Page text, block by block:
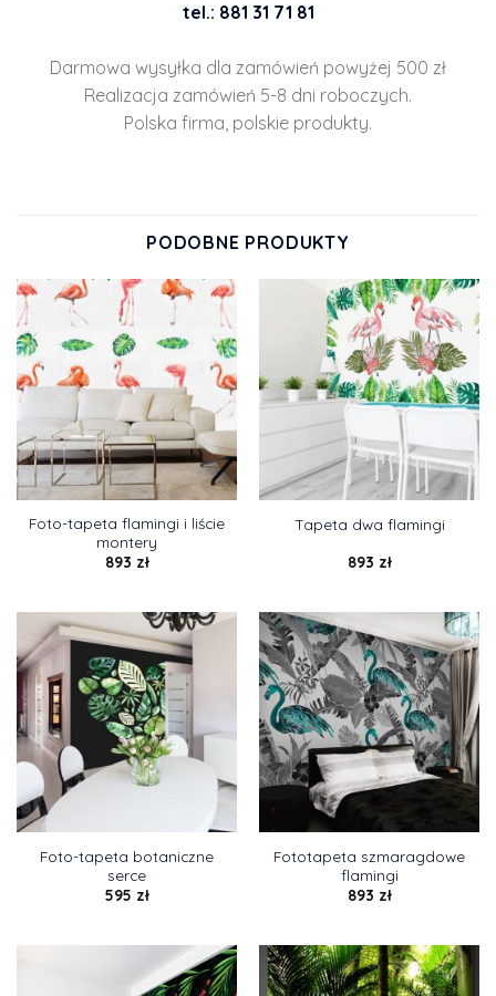
tel.: 881 31 71 81
Darmowa wysyłka dla zamówień powyżej 500 zł
Realizacja zamówień 5-8 dni roboczych.
Polska firma, polskie produkty.
PODOBNE PRODUKTY
Foto-tapeta flamingi i liście
montery
893 zł
Tapeta dwa flamingi
893 zł
Foto-tapeta botaniczne
serce
595 zł
Fototapeta szmaragdowe
flamingi
893 zł